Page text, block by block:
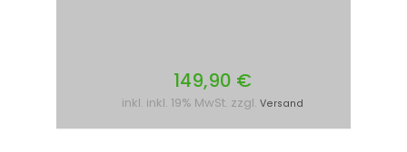
149,90 €
inkl. inkl. 19% MwSt. zzgl. Versand